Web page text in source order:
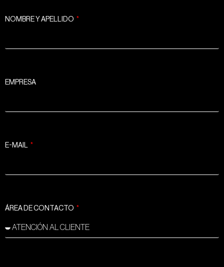
NOMBRE Y APELLIDO
EMPRESA
E-MAIL
ÁREA DE CONTACTO